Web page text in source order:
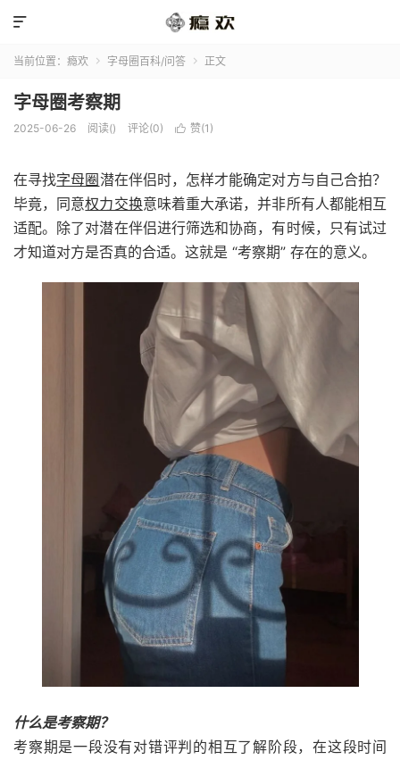

当前位置： 瘾欢  字母圈百科/问答  正文
字母圈考察期
2025-06-26 阅读() 评论(0)  赞(1 )
在寻找字母圈潜在伴侣时，怎样才能确定对方与自己合拍？
毕竟，同意权力交换意味着重大承诺，并非所有人都能相互
适配。除了对潜在伴侣进行筛选和协商，有时候，只有试过
才知道对方是否真的合适。这就是 “考察期” 存在的意义。
什么是考察期？
考察期是一段没有对错评判的相互了解阶段，在这段时间